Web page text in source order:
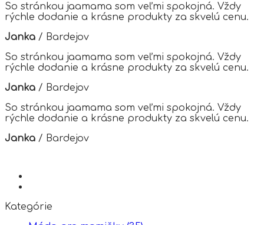
So stránkou jaamama som veľmi spokojná. Vždy
rýchle dodanie a krásne produkty za skvelú cenu.
Janka / Bardejov
So stránkou jaamama som veľmi spokojná. Vždy
rýchle dodanie a krásne produkty za skvelú cenu.
Janka / Bardejov
So stránkou jaamama som veľmi spokojná. Vždy
rýchle dodanie a krásne produkty za skvelú cenu.
Janka / Bardejov
Kategórie